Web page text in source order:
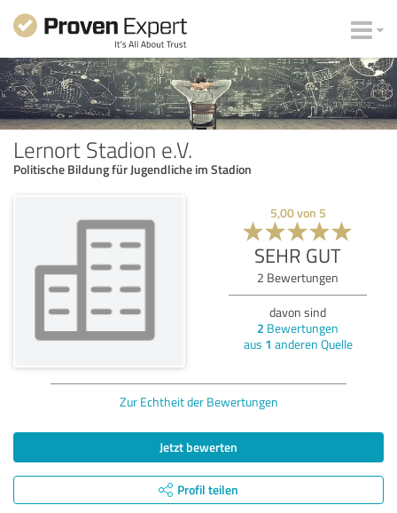
Lernort Stadion e.V.
Politische Bildung für Jugendliche im Stadion
5,00von 5
SEHR GUT
2 Bewertungen
davon sind
2 Bewertungen
aus 1 anderen Quelle
Zur Echtheit der Bewertungen
Jetzt bewerten
Profil teilen